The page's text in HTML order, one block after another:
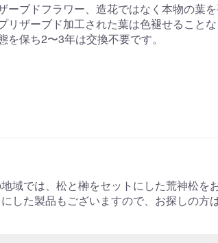
ーブドフラワー、造花ではなく本物の葉
リザーブド加工された葉は色褪せること
を保ち2〜3年は交換不要です。
域では、松と榊をセットにした荒神松を
した製品もございますので、お探しの方